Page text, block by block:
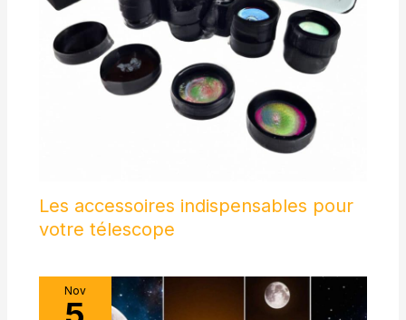
éducatifs et amusants pour
les enfants adultes pour les
anniversaires, les fêtes de
Noël, les fêtes de vacances et
plus encore.
espace relativement grand pour d'autres accessoires.
Les accessoires indispensables pour
votre télescope
Nov